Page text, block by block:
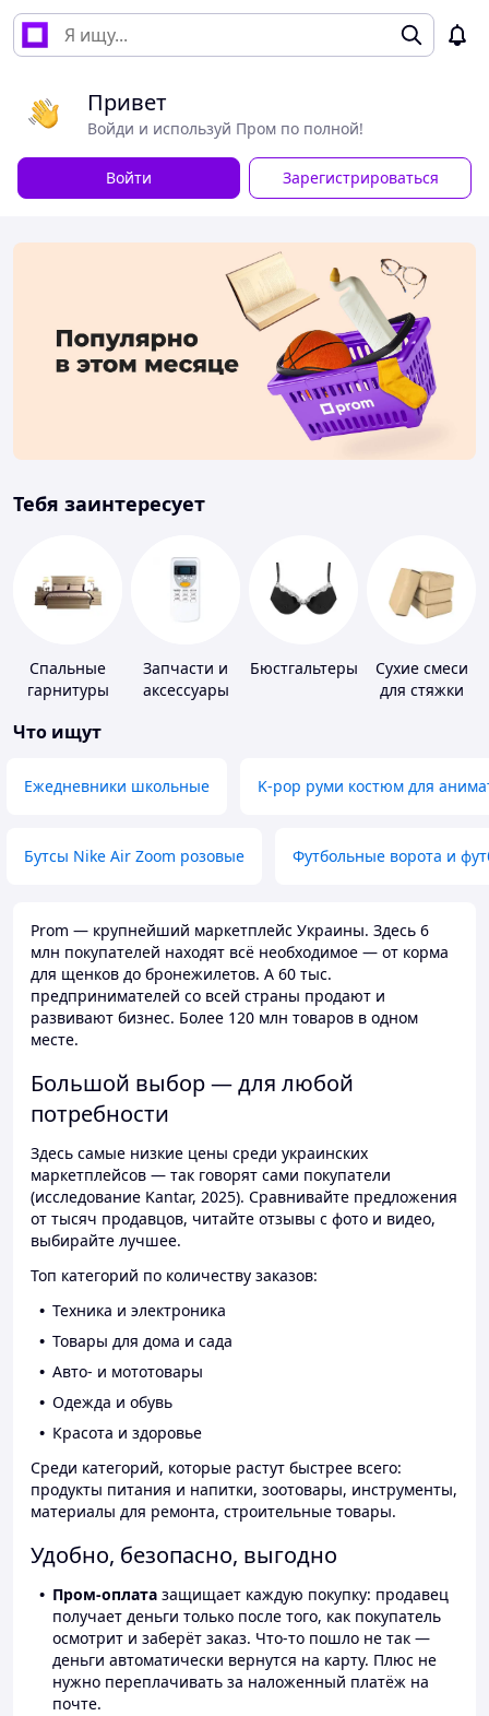
Привет
Войди и используй Пром по полной!
Войти Зарегистрироваться
Тебя заинтересует
Спальные
гарнитуры
Запчасти и
аксессуары
Бюстгальтеры
Сухие смеси
для стяжки
Что ищут
Ежедневники школьные K-pop руми костюм для
Бутсы Nike Air Zoom розовые Футбольные ворота и
Prom — крупнейший маркетплейс Украины. Здесь 6
млн покупателей находят всё необходимое — от корма
для щенков до бронежилетов. А 60 тыс.
предпринимателей со всей страны продают и
развивают бизнес. Более 120 млн товаров в одном
месте.
Большой выбор — для любой
потребности
Здесь самые низкие цены среди украинских
маркетплейсов — так говорят сами покупатели
(исследование Kantar, 2025). Сравнивайте предложения
от тысяч продавцов, читайте отзывы с фото и видео,
выбирайте лучшее.
Топ категорий по количеству заказов:
Техника и электроника
Товары для дома и сада
Авто- и мототовары
Одежда и обувь
Красота и здоровье
Среди категорий, которые растут быстрее всего:
продукты питания и напитки, зоотовары, инструменты,
материалы для ремонта, строительные товары.
Удобно, безопасно, выгодно
Пром-оплата защищает каждую покупку: продавец
получает деньги только после того, как покупатель
осмотрит и заберёт заказ. Что-то пошло не так —
деньги автоматически вернутся на карту. Плюс не
нужно переплачивать за наложенный платёж на
почте.